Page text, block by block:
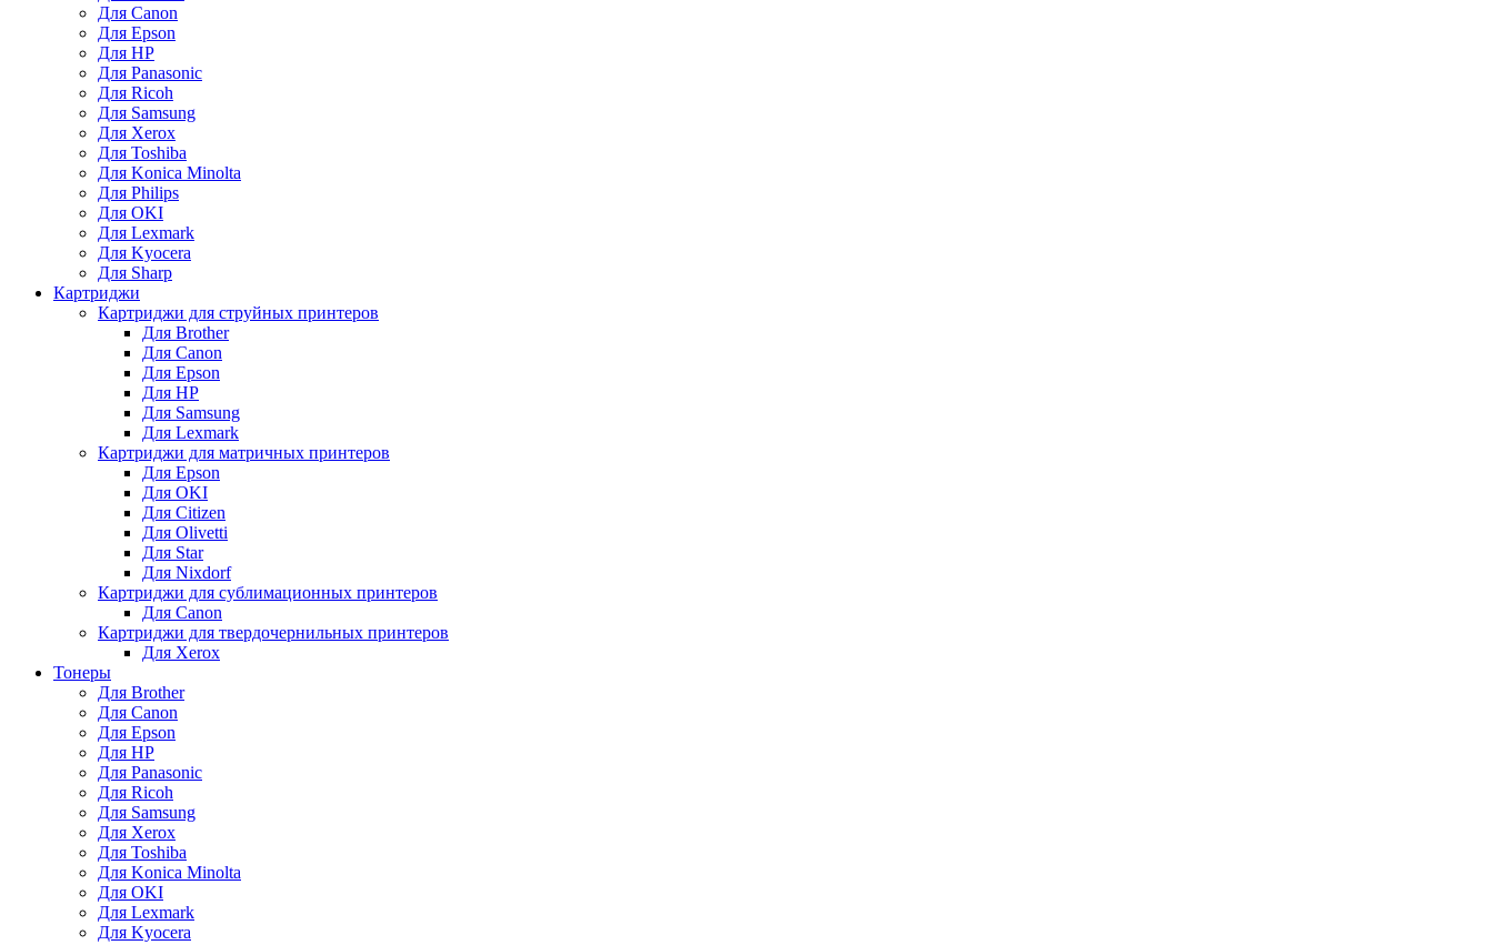
Для Canon
Для Epson
Для HP
Для Panasonic
Для Ricoh
Для Samsung
Для Xerox
Для Toshiba
Для Konica Minolta
Для Philips
Для OKI
Для Lexmark
Для Kyocera
Для Sharp
Картриджи
Картриджи для струйных принтеров
Для Brother
Для Canon
Для Epson
Для HP
Для Samsung
Для Lexmark
Картриджи для матричных принтеров
Для Epson
Для OKI
Для Citizen
Для Olivetti
Для Star
Для Nixdorf
Картриджи для сублимационных принтеров
Для Canon
Картриджи для твердочернильных принтеров
Для Xerox
Тонеры
Для Brother
Для Canon
Для Epson
Для HP
Для Panasonic
Для Ricoh
Для Samsung
Для Xerox
Для Toshiba
Для Konica Minolta
Для OKI
Для Lexmark
Для Kyocera